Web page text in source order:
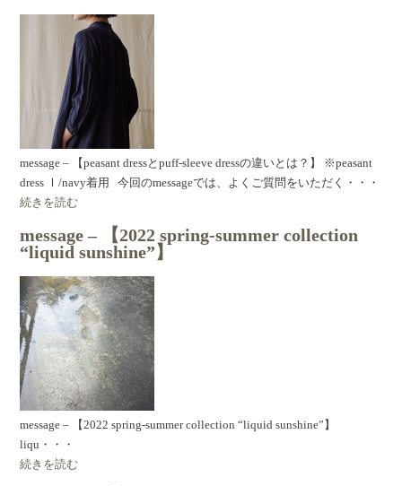
message – 【peasant dressとpuff-sleeve dressの違いとは？】 ※peasant
dress Ⅰ/navy着用 今回のmessageでは、よくご質問をいただく・・・
続きを読む
message – 【2022 spring-summer collection
“liquid sunshine”】
message – 【2022 spring-summer collection “liquid sunshine”】
liqu・・・
続きを読む